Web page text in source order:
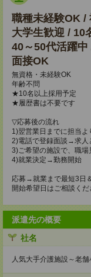
職種未経験OK /
大学生歓迎 / 10
40～50代活躍中
面接OK
無資格・未経験OK
年齢不問
★10名以上採用予定
★履歴書は不要です
▽応募後の流れ
1)翌営業日までに担当
2)電話で登録面談→求人
3)ご希望の施設で、職場
4)就業決定→勤務開始
応募→就業まで最短3日
開始希望日はご相談く
派遣先の概要
社名
人気大手介護施設～老